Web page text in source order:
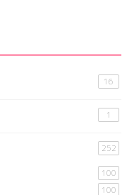
16
1
252
100
100